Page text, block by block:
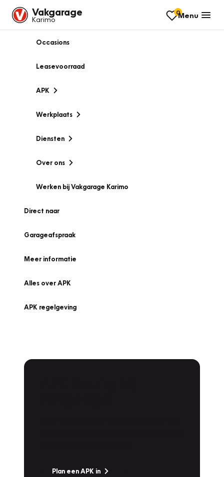
Vakgarage
Karimo
0Menu
Occasions
Leasevoorraad
APK
Werkplaats
Diensten
Over ons
Werken bij Vakgarage Karimo
Direct naar
Garageafspraak
Meer informatie
Alles over APK
APK regelgeving
Plan een APK in